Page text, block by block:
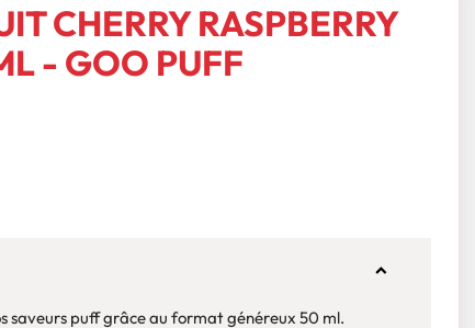
CHERRY RASPBERRY
- GOO PUFF
saveurs puff grâce au format généreux 50 ml.